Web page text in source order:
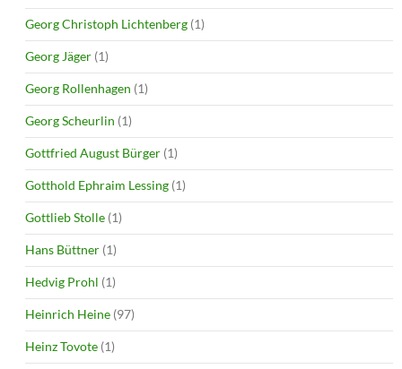
Georg Christoph Lichtenberg (1)
Georg Jäger (1)
Georg Rollenhagen (1)
Georg Scheurlin (1)
Gottfried August Bürger (1)
Gotthold Ephraim Lessing (1)
Gottlieb Stolle (1)
Hans Büttner (1)
Hedvig Prohl (1)
Heinrich Heine (97)
Heinz Tovote (1)